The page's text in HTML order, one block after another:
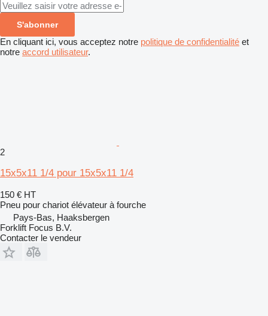
S'abonner
En cliquant ici, vous acceptez notre politique de confidentialité et
notre accord utilisateur.
2
15x5x11 1/4 pour 15x5x11 1/4
150 € HT
Pneu pour chariot élévateur à fourche
Pays-Bas, Haaksbergen
Forklift Focus B.V.
Contacter le vendeur